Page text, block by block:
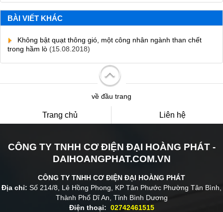
BÀI VIẾT KHÁC
Không bật quạt thông gió, một công nhân ngành than chết
trong hầm lò (15.08.2018)
về đầu trang
Trang chủ Liên hệ
CÔNG TY TNHH CƠ ĐIỆN ĐẠI HOÀNG PHÁT -
DAIHOANGPHAT.COM.VN
CÔNG TY TNHH CƠ ĐIỆN ĐẠI HOÀNG PHÁT
Địa chỉ: Số 214/8, Lê Hồng Phong, KP Tân Phước Phường Tân Bình,
Thành Phố Dĩ An, Tỉnh Bình Dương
Điện thoại: 02742461515